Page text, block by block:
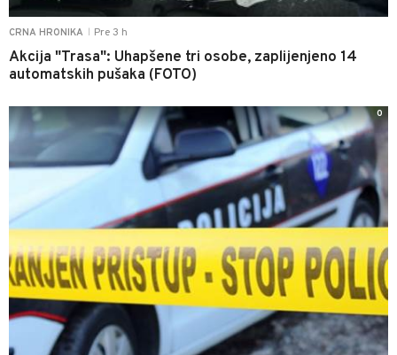
CRNA HRONIKA Pre 3 h
Akcija "Trasa": Uhapšene tri osobe, zaplijenjeno 14
automatskih pušaka (FOTO)
0